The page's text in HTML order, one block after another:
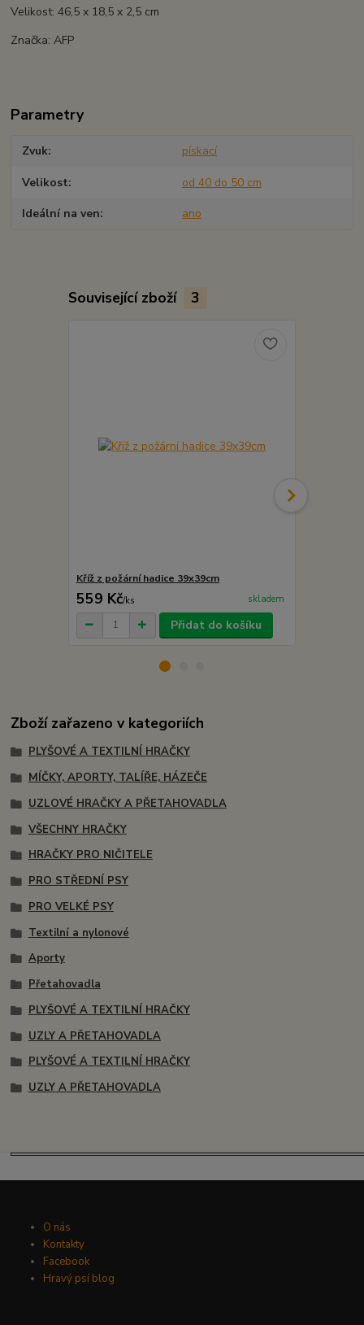
Velikost: 46,5 x 18,5 x 2,5 cm
Značka: AFP
Parametry
Zvuk pískací
Velikost od 40 do 50 cm
Ideální na ven ano
Související zboží 3
Kříž z požární hadice 39x39cm
559 Kč/ks skladem
Přidat do košíku
Zboží zařazeno v kategoriích
PLYŠOVÉ A TEXTILNÍ HRAČKY
MÍČKY, APORTY, TALÍŘE, HÁZEČE
UZLOVÉ HRAČKY A PŘETAHOVADLA
VŠECHNY HRAČKY
HRAČKY PRO NIČITELE
PRO STŘEDNÍ PSY
PRO VELKÉ PSY
Textilní a nylonové
Aporty
Přetahovadla
PLYŠOVÉ A TEXTILNÍ HRAČKY
UZLY A PŘETAHOVADLA
PLYŠOVÉ A TEXTILNÍ HRAČKY
UZLY A PŘETAHOVADLA
O nás
Kontakty
Facebook
Hravý psí blog